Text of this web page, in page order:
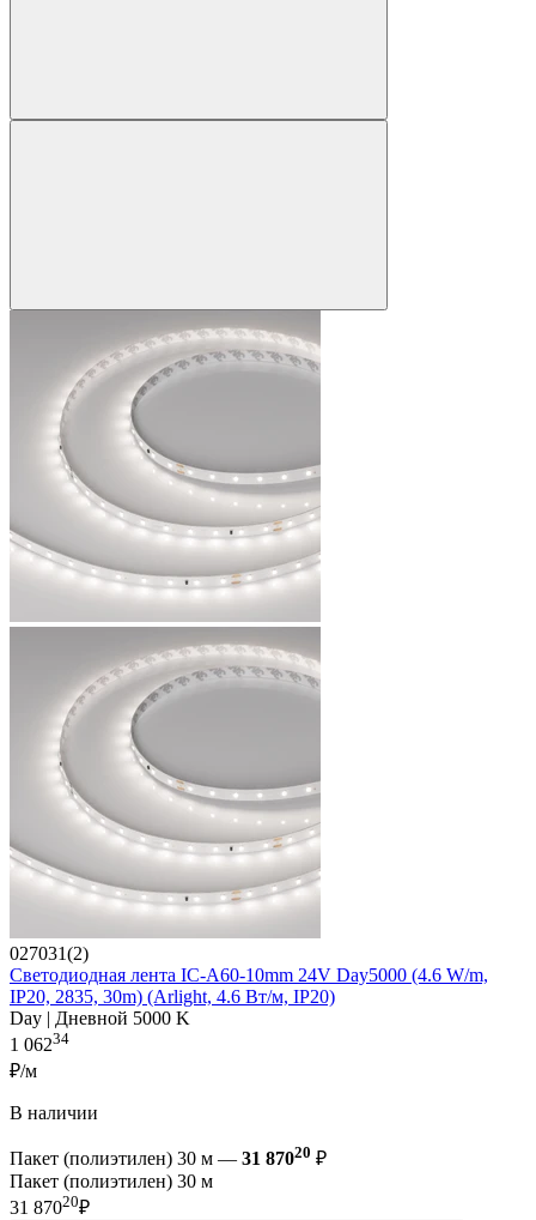
027031(2)
Светодиодная лента IC-A60-10mm 24V Day5000 (4.6 W/m,
IP20, 2835, 30m) (Arlight, 4.6 Вт/м, IP20)
Day | Дневной 5000 K
1 06234
₽/м
В наличии
Пакет (полиэтилен) 30 м — 31 87020 ₽
Пакет (полиэтилен) 30 м
31 87020₽